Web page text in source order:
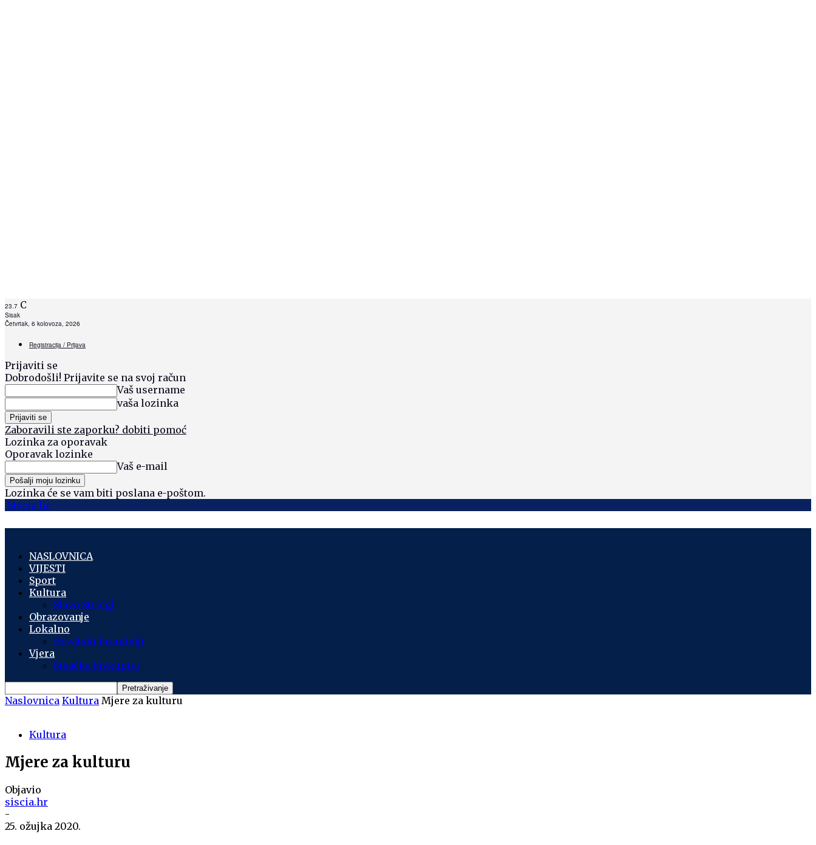
23.7 C
Sisak
Četvrtak, 6 kolovoza, 2026
Registracija / Prijava
Prijaviti se
Dobrodošli! Prijavite se na svoj račun
Vaš username
vaša lozinka
Zaboravili ste zaporku? dobiti pomoć
Lozinka za oporavak
Oporavak lozinke
Vaš e-mail
Lozinka će se vam biti poslana e-poštom.
Siscia hr
NASLOVNICA
VIJESTI
Sport
Kultura
Slavo Striegl
Obrazovanje
Lokalno
Hrvatski branitelji
Vjera
Sisačka biskupija
Naslovnica Kultura Mjere za kulturu
Kultura
Mjere za kulturu
Objavio
siscia.hr
-
25. ožujka 2020.